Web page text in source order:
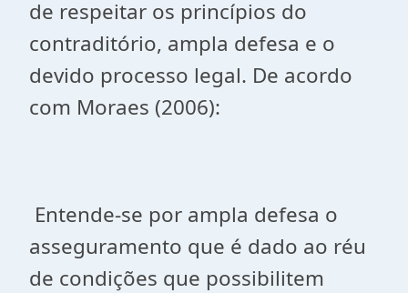
de respeitar os princípios do
contraditório, ampla defesa e o
devido processo legal. De acordo
com Moraes (2006):
Entende-se por ampla defesa o
asseguramento que é dado ao réu
de condições que possibilitem